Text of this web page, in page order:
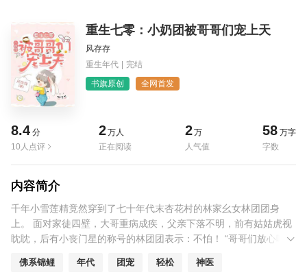
重生七零：小奶团被哥哥们宠上天
风存存
重生年代 | 完结
书旗原创 全网首发
8.4 分
10人点评
2万人
正在阅读
2万
人气值
58 万字
字数
内容简介
千年小雪莲精竟然穿到了七十年代末杏花村的林家幺女林团团身
上。 面对家徒四壁，大哥重病成疾，父亲下落不明，前有姑姑虎视
眈眈，后有小丧门星的称号的林团团表示：不怕！ “哥哥们放心吧，
快杏花村众人发现林家发生了翻天覆地的改变，纷纷眼红不已，偷
佛系锦鲤 年代 团宠 轻松 神医